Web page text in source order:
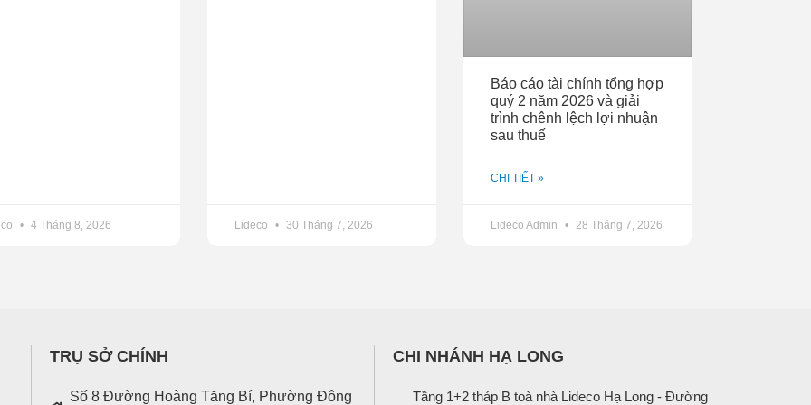
4 Tháng 8, 2026 Lideco 30 Tháng 7, 2026
Báo cáo tài chính tổng hợp
quý 2 năm 2026 và giải
trình chênh lệch lợi nhuận
sau thuế
CHI TIẾT »
Lideco Admin 28 Tháng 7, 2026
TRỤ SỞ CHÍNH
Số 8 Đường Hoàng Tăng Bí, Phường Đông
CHI NHÁNH HẠ LONG
Tầng 1+2 tháp B toà nhà Lideco Hạ Long - Đường